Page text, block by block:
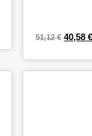
51,12€ 40,58 €